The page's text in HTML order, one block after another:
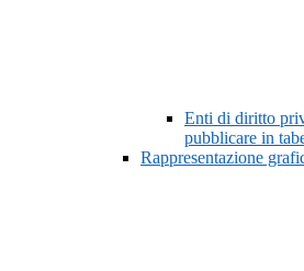
Enti di diritto
pubblicare in
Rappresentazione